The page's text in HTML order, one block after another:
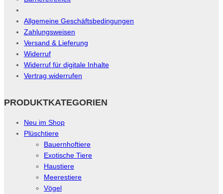
Allgemeine Geschäftsbedingungen
Zahlungsweisen
Versand & Lieferung
Widerruf
Widerruf für digitale Inhalte
Vertrag widerrufen
PRODUKTKATEGORIEN
Neu im Shop
Plüschtiere
Bauernhoftiere
Exotische Tiere
Haustiere
Meerestiere
Vögel